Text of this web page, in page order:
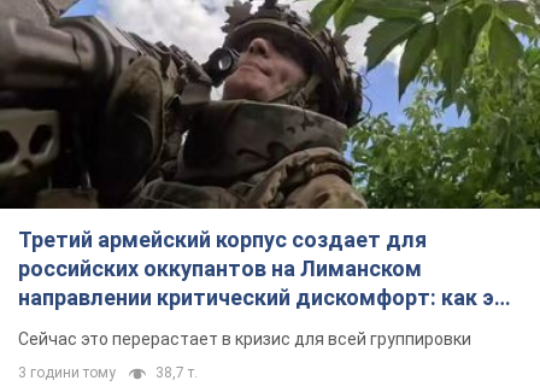
Третий армейский корпус создает для
российских оккупантов на Лиманском
направлении критический дискомфорт: как это
удалось
Сейчас это перерастает в кризис для всей группировки
3 години тому 38,7 т.